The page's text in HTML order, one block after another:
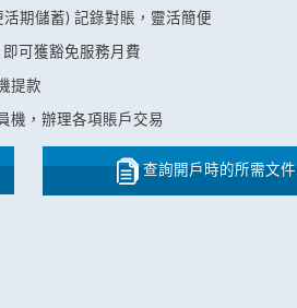
期儲蓄) 記錄對賬，靈活簡便
可獲豁免服務月費
提款
機，辦理各項賬戶交易
查詢開戶時的所需文件